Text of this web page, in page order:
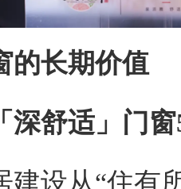
的长期价值
深舒适」门窗
设从“住有